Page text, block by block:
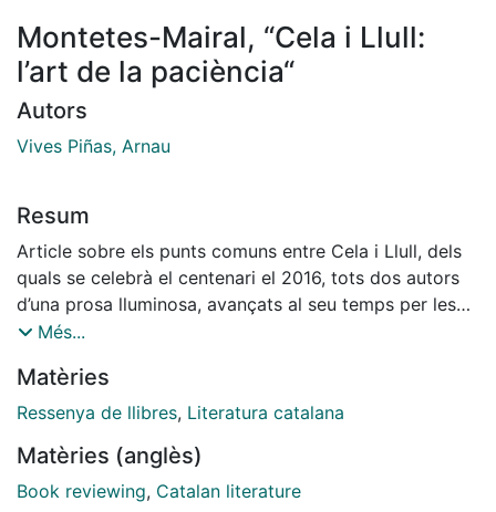
Montetes-Mairal, “Cela i Llull:
l’art de la paciència“
Autors
Vives Piñas, Arnau
Resum
Article sobre els punts comuns entre Cela i Llull, dels
quals se celebrà el centenari el 2016, tots dos autors
d’una prosa lluminosa, avançats al seu temps per les
seves estètiques i inquietuds.
Més...
Matèries
Ressenya de llibres, Literatura catalana
Matèries (anglès)
Book reviewing, Catalan literature